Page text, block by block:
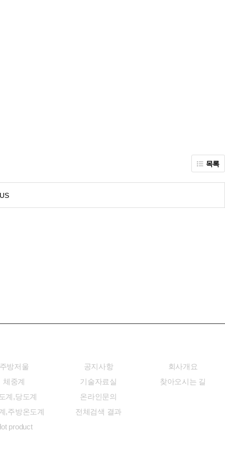
목록
방저울
체중계
계,당도계
,주방온도계
product
공지사항
기술자료실
온라인문의
전체검색 결과
회사개요
찾아오시는 길